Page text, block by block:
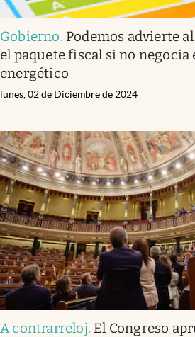
Gobierno. Podemos advierte
el paquete fiscal si no negocia
energético
lunes, 02 de Diciembre de 2024
A contrarreloj. El Congreso